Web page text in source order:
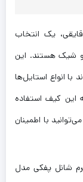
یک انتخاب
و شیک هستند. این
انواع استایل‌ها
کیف استفاده
با اطمینان
شانل پفکی مدل